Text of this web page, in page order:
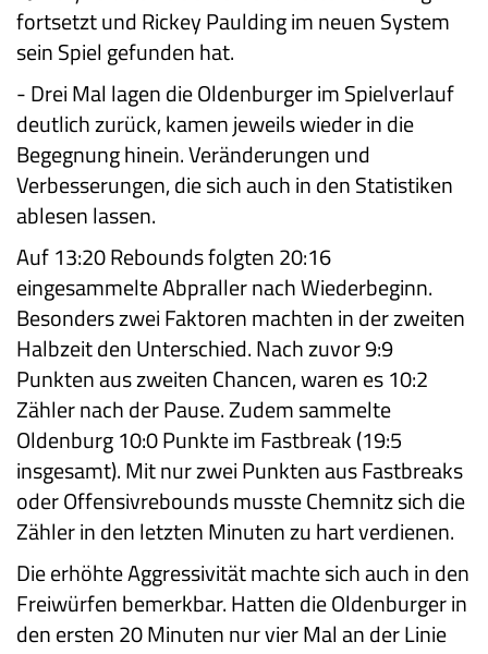
fortsetzt und Rickey Paulding im neuen System
sein Spiel gefunden hat.
-Drei Mal lagen die Oldenburger im Spielverlauf
deutlich zurück, kamen jeweils wieder in die
Begegnung hinein. Veränderungen und
Verbesserungen, die sich auch in den Statistiken
ablesen lassen.
Auf 13:20 Rebounds folgten 20:16
eingesammelte Abpraller nach Wiederbeginn.
Besonders zwei Faktoren machten in der zweiten
Halbzeit den Unterschied. Nach zuvor 9:9
Punkten aus zweiten Chancen, waren es 10:2
Zähler nach der Pause. Zudem sammelte
Oldenburg 10:0 Punkte im Fastbreak (19:5
insgesamt). Mit nur zwei Punkten aus Fastbreaks
oder Offensivrebounds musste Chemnitz sich die
Zähler in den letzten Minuten zu hart verdienen.
Die erhöhte Aggressivität machte sich auch in den
Freiwürfen bemerkbar. Hatten die Oldenburger in
den ersten 20 Minuten nur vier Mal an der Linie